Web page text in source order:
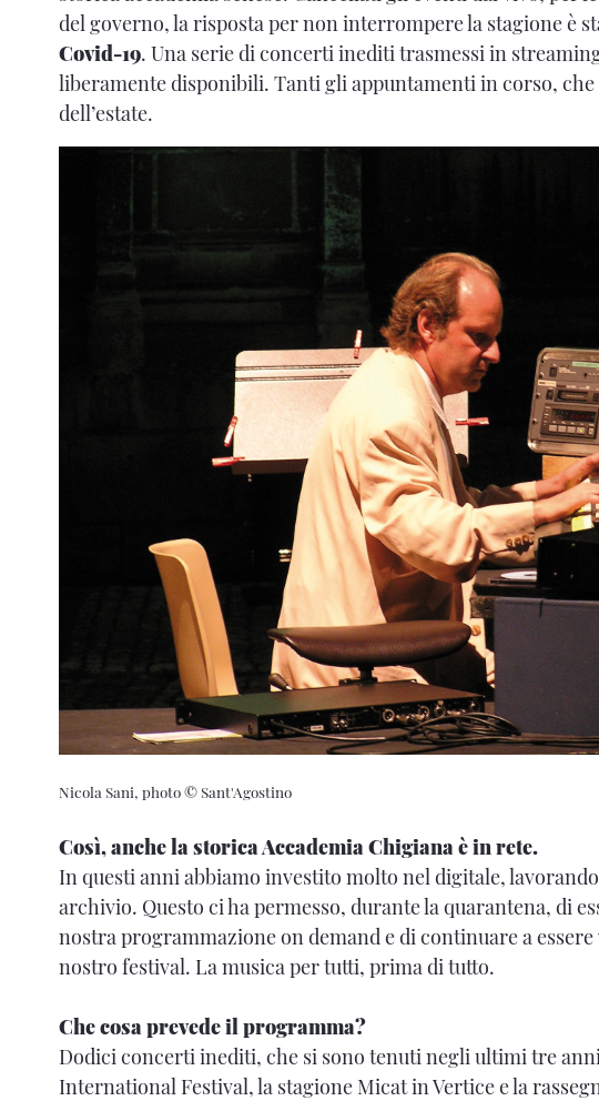
del governo, la risposta per non interrompere la stagione è
Covid-19. Una serie di concerti inediti trasmessi in
liberamente disponibili. Tanti gli appuntamenti in corso,
dell’estate.
Nicola Sani, photo © Sant'Agostino
Così, anche la storica Accademia Chigiana è in rete.
In questi anni abbiamo investito molto nel digitale,
archivio. Questo ci ha permesso, durante la quarantena, di
nostra programmazione on demand e di continuare a
nostro festival. La musica per tutti, prima di tutto.
Che cosa prevede il programma?
Dodici concerti inediti, che si sono tenuti negli ultimi tre
International Festival, la stagione Micat in Vertice e la